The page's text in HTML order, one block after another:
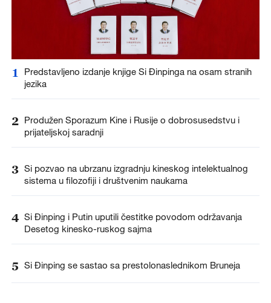
1
Predstavljeno izdanje knjige Si Đinpinga na osam stranih
jezika
2 Produžen Sporazum Kine i Rusije o dobrosusedstvu i
prijateljskoj saradnji
3 Si pozvao na ubrzanu izgradnju kineskog intelektualnog
sistema u filozofiji i društvenim naukama
4 Si Đinping i Putin uputili čestitke povodom održavanja
Desetog kinesko-ruskog sajma
5 Si Đinping se sastao sa prestolonaslednikom Bruneja